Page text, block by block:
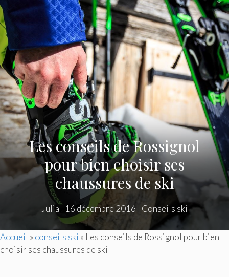
Les conseils de Rossignol
pour bien choisir ses
chaussures de ski
Julia | 16 décembre 2016 | Conseils ski
Accueil » conseils ski » Les conseils de Rossignol pour bien
choisir ses chaussures de ski